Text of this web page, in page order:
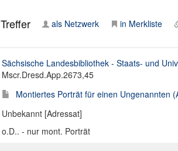
Treffer als Netzwerk in Merkliste
Sächsische Landesbibliothek - Staats- und
Mscr.Dresd.App.2673,45
Montiertes Porträt für einen Ungenannten
Unbekannt [Adressat]
o.D.. - nur mont. Porträt